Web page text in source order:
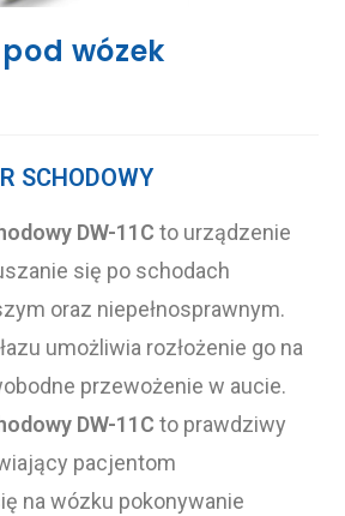
wózek
SCHODOWY
DW-11C to urządzenie
się po schodach
oraz niepełnosprawnym.
umożliwia rozłożenie go na
przewożenie w aucie.
DW-11C to prawdziwy
pacjentom
na wózku pokonywanie